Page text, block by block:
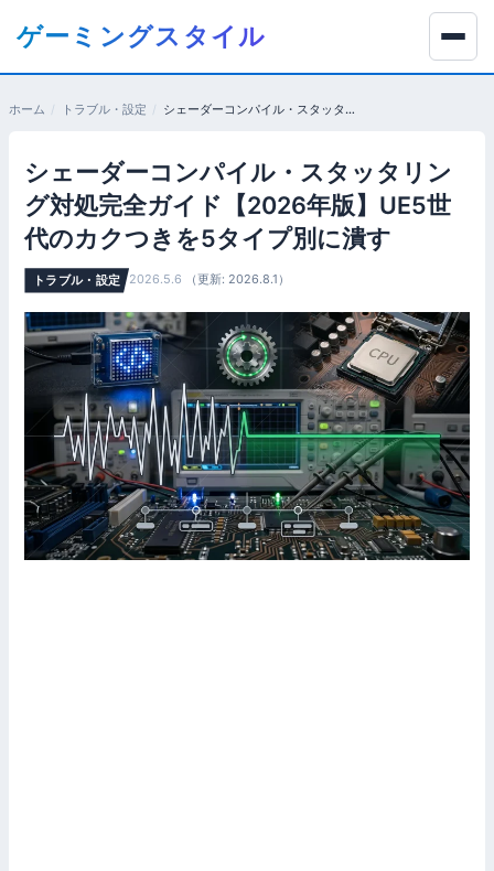
ツ
ゲーミングスタイル
ホーム トラブル・設定 シェーダーコンパイル・スタッタリング対処完全ガイド【2026年版】UE5世代のカクつきを5タイプ別に潰す
シェーダーコンパイル・スタッタリン
グ対処完全ガイド【2026年版】UE5世
代のカクつきを5タイプ別に潰す
トラブル・設定 2026.5.6 （更新: 2026.8.1）